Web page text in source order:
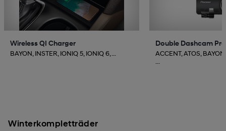
Wireless QI Charger
BAYON, INSTER, IONIQ 5, IONIQ 6, ...
Double Dashcam
ACCENT, ATOS,
...
Winterkompletträder